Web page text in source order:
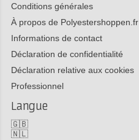
Conditions générales
À propos de Polyestershoppen.fr
Informations de contact
Déclaration de confidentialité
Déclaration relative aux cookies
Professionnel
Langue
🇬🇧
🇳🇱